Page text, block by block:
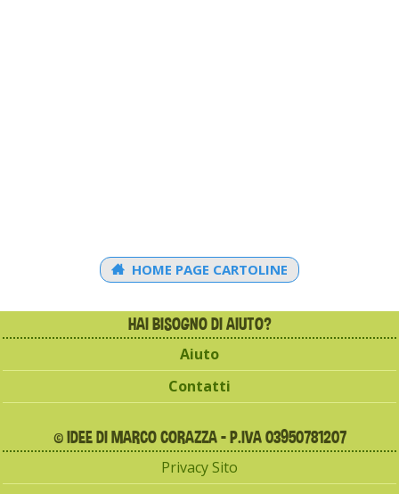
HOME PAGE CARTOLINE
HAI BISOGNO DI AIUTO?
Aiuto
Contatti
© IDEE DI MARCO CORAZZA - P.IVA 03950781207
Privacy Sito